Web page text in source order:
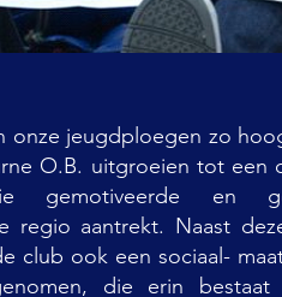
onze jeugdploegen zo
O.B. uitgroeien tot een
gemotiveerde en
regio aantrekt. Naast
club ook een sociaal-
die erin bestaat